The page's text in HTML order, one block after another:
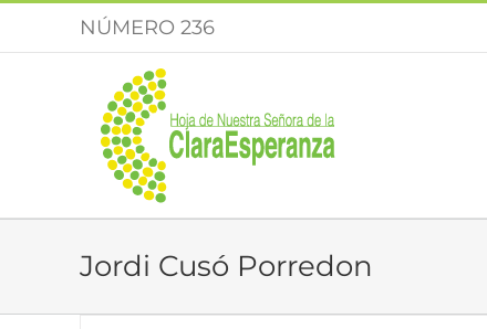
NÚMERO 236
Jordi Cusó Porredon